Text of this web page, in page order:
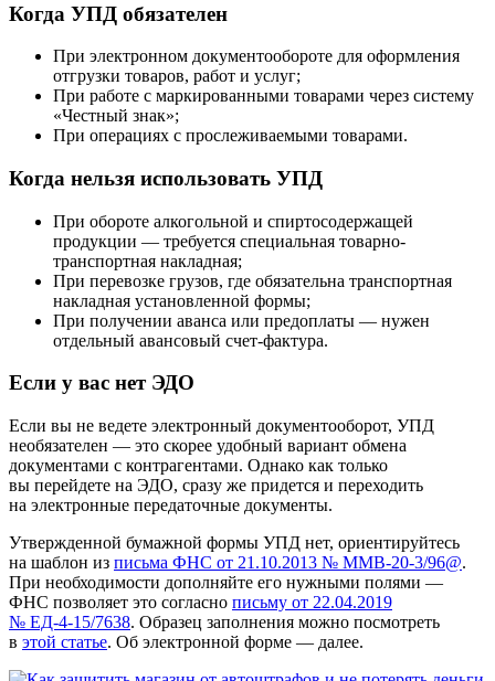
Когда УПД обязателен
При электронном документообороте для оформления
отгрузки товаров, работ и услуг;
При работе с маркированными товарами через систему
«Честный знак»;
При операциях с прослеживаемыми товарами.
Когда нельзя использовать УПД
При обороте алкогольной и спиртосодержащей
продукции — требуется специальная товарно-
транспортная накладная;
При перевозке грузов, где обязательна транспортная
накладная установленной формы;
При получении аванса или предоплаты — нужен
отдельный авансовый счет‑фактура.
Если у вас нет ЭДО
Если вы не ведете электронный документооборот, УПД
необязателен — это скорее удобный вариант обмена
документами с контрагентами. Однако как только
вы перейдете на ЭДО, сразу же придется и переходить
на электронные передаточные документы.
Утвержденной бумажной формы УПД нет, ориентируйтесь
на шаблон из письма ФНС от 21.10.2013 № ММВ‑20‑3/96@.
При необходимости дополняйте его нужными полями —
ФНС позволяет это согласно письму от 22.04.2019
№ ЕД‑4‑15/7638. Образец заполнения можно посмотреть
в этой статье. Об электронной форме — далее.